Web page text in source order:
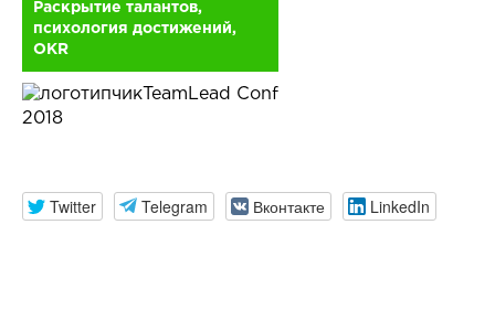
Раскрытие талантов,
психология достижений,
OKR
TeamLead Conf
2018
Twitter Telegram Вконтакте LinkedIn